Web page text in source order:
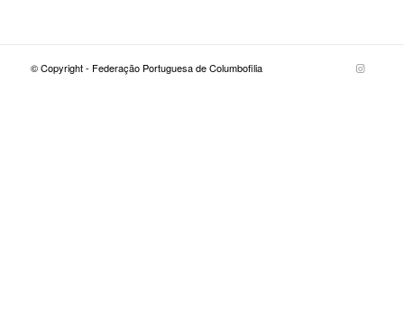
© Copyright - Federação Portuguesa de Columbofilia